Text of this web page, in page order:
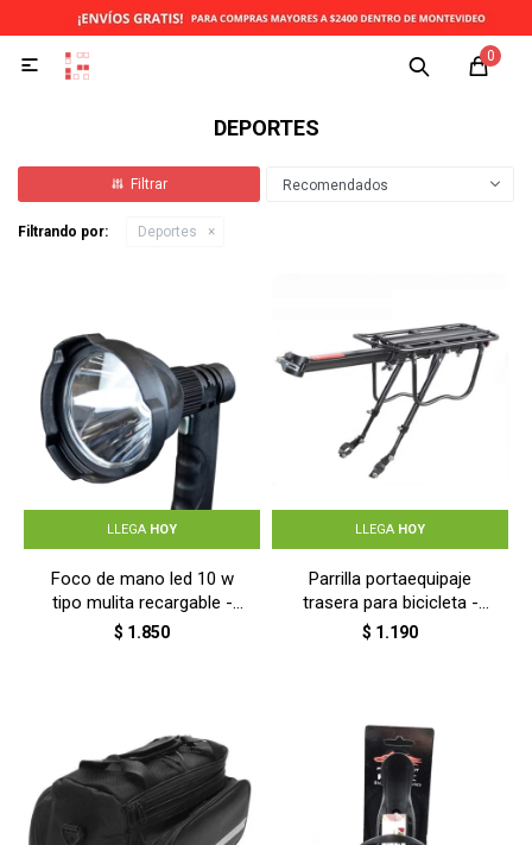
0

DEPORTES
Recomendados
Filtrando por: Deportes
LLEGA HOY
Foco de mano led 10 w
tipo mulita recargable -
NEGRO
$ 1.850
LLEGA HOY
Parrilla portaequipaje
trasera para bicicleta -
NEGRO
$ 1.190